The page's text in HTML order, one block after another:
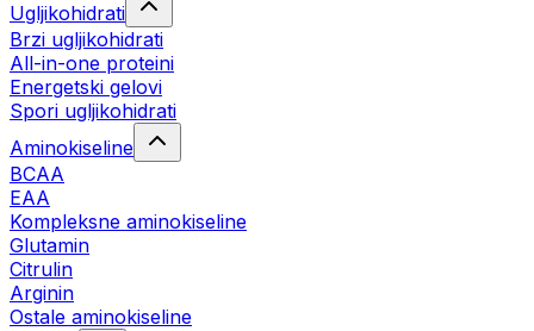
Ugljikohidrati
Brzi ugljikohidrati
All-in-one proteini
Energetski gelovi
Spori ugljikohidrati
Aminokiseline
BCAA
EAA
Kompleksne aminokiseline
Glutamin
Citrulin
Arginin
Ostale aminokiseline